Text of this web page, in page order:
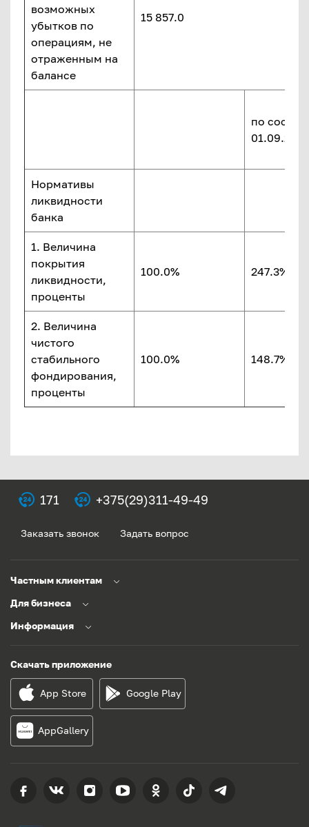
возможных
убытков по
операциям, не
отраженным на
балансе
15 857.0
по
Нормативы
ликвидности
банка
1. Величина
покрытия
ликвидности,
проценты
100.0% 247.3%
2. Величина
чистого
стабильного
фондирования,
проценты
100.0% 148.7%
171 +375(29)311-49-49
Заказать звонок Задать вопрос
Частным клиентам
Для бизнеса
Информация
Скачать приложение
App Store Google Play
AppGallery